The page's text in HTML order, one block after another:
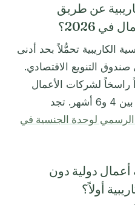
عن طريق
2026؟
الكاريبية تحمُّلاً بحد أدنى
دولار في صندوق التنويع الاقتصادي.
راسخاً لشركات الأعمال
الدولية وأوقات معالجة تتراوح بين 4 و6 أشهر. تجد
الرسمي لوحدة الجنسية في
دولية دون
أولاً؟